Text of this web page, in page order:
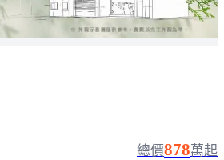
總價878萬起